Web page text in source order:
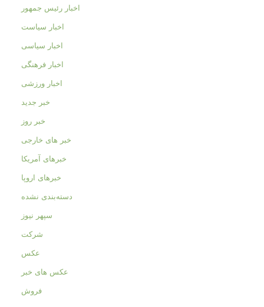
اخبار رئیس جمهور
اخبار سیاست
اخبار سیاسی
اخبار فرهنگی
اخبار ورزشی
خبر جدید
خبر روز
خبر های خارجی
خبرهای آمریکا
خبرهای اروپا
دسته‌بندی نشده
سپهر نیوز
شرکت
عکس
عکس های خبر
فروش